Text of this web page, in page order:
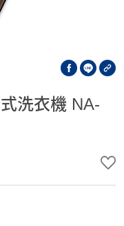
洗衣機 NA-